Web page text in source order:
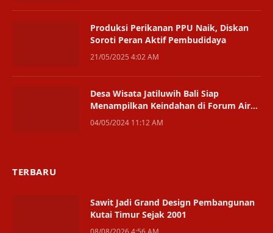
Produksi Perikanan PPU Naik, Diskan
Soroti Peran Aktif Pembudidaya
21/05/2025 4:02 AM
Desa Wisata Jatiluwih Bali Siap
Menampilkan Keindahan di Forum Air
Dunia
04/05/2024 11:12 AM
TERBARU
Sawit Jadi Grand Design Pembangunan
Kutai Timur Sejak 2001